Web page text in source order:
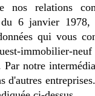
nos relations
6 janvier 1978,
qui vous
immobilier-
notre
d'autres